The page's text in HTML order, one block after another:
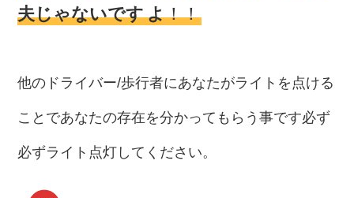
夫じゃないですよ！！
他のドライバー/歩行者にあなたがライトを点ける
ことであなたの存在を分かってもらう事です必ず
必ずライト点灯してください。